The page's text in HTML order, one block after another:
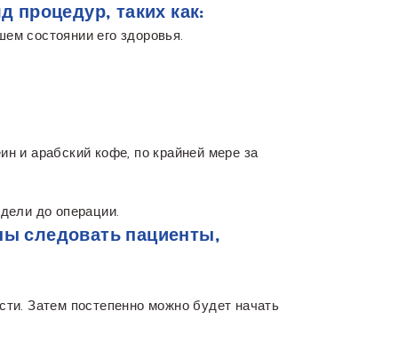
процедур, таких как:
состоянии его здоровья.
и арабский кофе, по крайней мере за
до операции.
следовать пациенты,
Затем постепенно можно будет начать